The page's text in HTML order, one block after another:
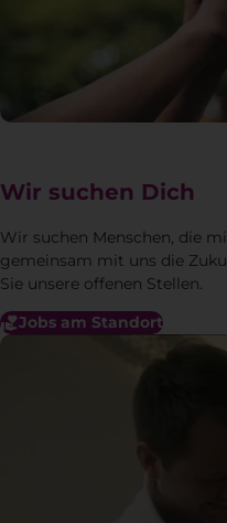
Wir suchen Dich
Wir suchen Menschen, die
gemeinsam mit uns die
Sie unsere offenen Stellen.
Jobs am Standort